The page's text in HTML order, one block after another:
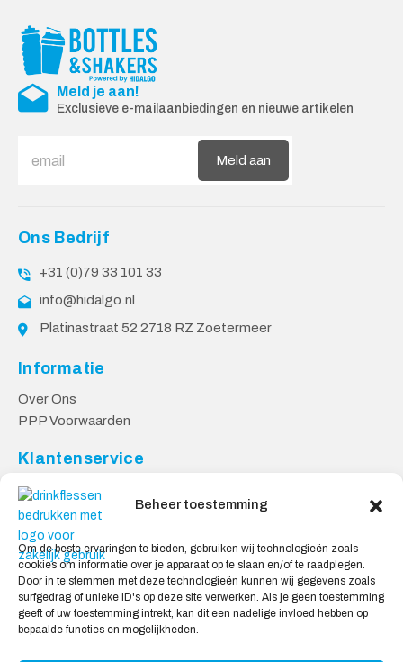
Beheer toestemming
Om de beste ervaringen te bieden, gebruiken wij technologieën zoals
cookies om informatie over je apparaat op te slaan en/of te raadplegen.
Door in te stemmen met deze technologieën kunnen wij gegevens zoals
surfgedrag of unieke ID's op deze site verwerken. Als je geen toestemming
geeft of uw toestemming intrekt, kan dit een nadelige invloed hebben op
bepaalde functies en mogelijkheden.
Meld je aan!
Exclusieve e-mailaanbiedingen en nieuwe artikelen
Meld aan
Ons Bedrijf
+31 (0)79 33 101 33
info@hidalgo.nl
Platinastraat 52 2718 RZ Zoetermeer
Informatie
Over Ons
PPP Voorwaarden
Klantenservice
Contact
Levering & Retourneren
Privacy Voorwaarden
Veilig Shoppen
My account
Winkelwagen